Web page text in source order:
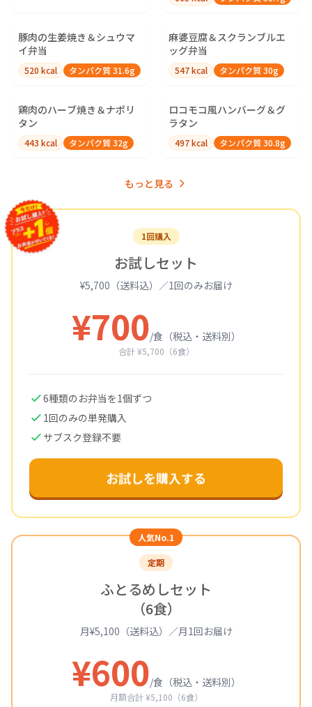
豚肉の生姜焼き＆シュウマ
イ弁当
520 kcal タンパク質31.6g
麻婆豆腐＆スクランブルエ
ッグ弁当
547kcal タンパク質30g
鶏肉のハーブ焼き＆ナポリ
タン
443 kcal タンパク質32g
ロコモコ風ハンバーグ＆グ
ラタン
497kcal タンパク質30.8g
もっと見る
1回購入
お試しセット
¥5,700（送料込）／1回のみお届け
¥700/食（税込・送料別）
合計 ¥5,700（6食）
6種類のお弁当を1個ずつ
1回のみの単発購入
サブスク登録不要
お試しを購入する
人気No.1
定期
ふとるめしセット
（6食）
月¥5,100（送料込）／月1回お届け
¥600/食（税込・送料別）
月額合計 ¥5,100（6食）